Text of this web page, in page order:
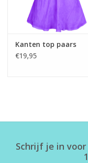
Kanten top paars
€19,95
Schrijf je in